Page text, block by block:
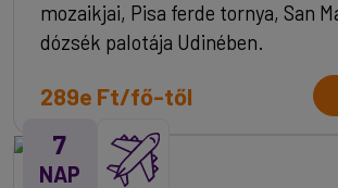
mozaikjai, Pisa ferde tornya, San
dózsék palotája Udinében.
289e Ft/fő-től
7
NAP